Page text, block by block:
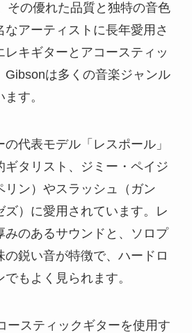
その優れた品質と独特の音色
アーティストに長年愛用さ
レキギターとアコースティッ
Gibsonは多くの音楽ジャンル
す。
代表モデル「レスポール」
ギタリスト、ジミー・ペイジ
リン）やスラッシュ（ガン
ズ）に愛用されています。レ
みのあるサウンドと、ソロプ
の鋭い音が特徴で、ハードロ
もよく見られます。
ースティックギターを使用す